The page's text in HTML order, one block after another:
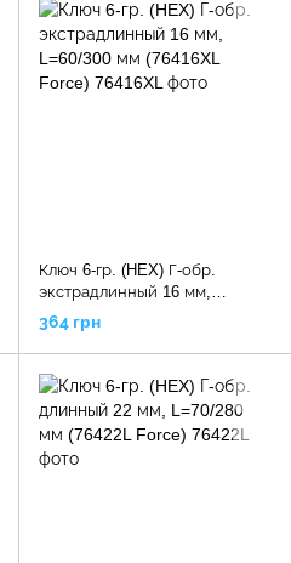
Ключ 6-гр. (HEX) Г-обр.
экстрадлинный 16 мм,
L=60/300 мм (76416XL Force)
364 грн